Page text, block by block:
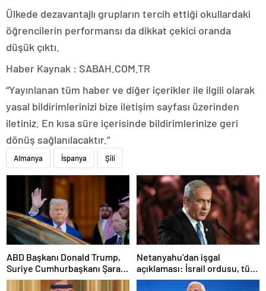
Ülkede dezavantajlı grupların tercih ettiği okullardaki
öğrencilerin performansı da dikkat çekici oranda
düşük çıktı.
Haber Kaynak : SABAH.COM.TR
“Yayınlanan tüm haber ve diğer içerikler ile ilgili olarak
yasal bildirimlerinizi bize iletişim sayfası üzerinden
iletiniz. En kısa süre içerisinde bildirimlerinize geri
dönüş sağlanılacaktır.”
Almanya İspanya Şili
ABD Başkanı Donald Trump,
Suriye Cumhurbaşkanı Şara
ile görüşecek
Netanyahu’dan işgal
açıklaması: İsrail ordusu, tüm
gücüyle Gazze’ye girecek